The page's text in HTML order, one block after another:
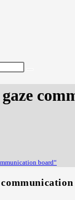
board“